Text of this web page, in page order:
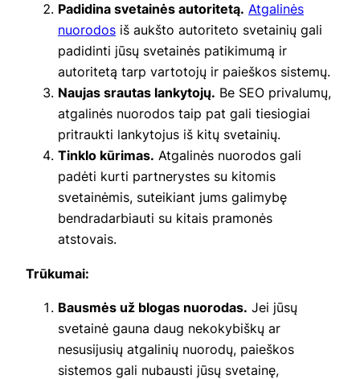
Padidina svetainės autoritetą. Atgalinės
nuorodos iš aukšto autoriteto svetainių gali
padidinti jūsų svetainės patikimumą ir
autoritetą tarp vartotojų ir paieškos sistemų.
Naujas srautas lankytojų. Be SEO privalumų,
atgalinės nuorodos taip pat gali tiesiogiai
pritraukti lankytojus iš kitų svetainių.
Tinklo kūrimas. Atgalinės nuorodos gali
padėti kurti partnerystes su kitomis
svetainėmis, suteikiant jums galimybę
bendradarbiauti su kitais pramonės
atstovais.
Trūkumai:
Bausmės už blogas nuorodas. Jei jūsų
svetainė gauna daug nekokybiškų ar
nesusijusių atgalinių nuorodų, paieškos
sistemos gali nubausti jūsų svetainę,